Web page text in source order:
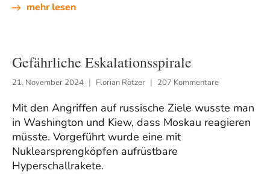
mehr lesen
Gefährliche Eskalationsspirale
21. November 2024 Florian Rötzer 207 Kommentare
Mit den Angriffen auf russische Ziele wusste man
in Washington und Kiew, dass Moskau reagieren
müsste. Vorgeführt wurde eine mit
Nuklearsprengköpfen aufrüstbare
Hyperschallrakete.